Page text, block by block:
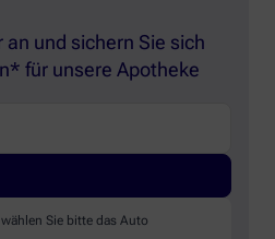
und sichern Sie sich
für unsere Apotheke
Sie bitte das Auto